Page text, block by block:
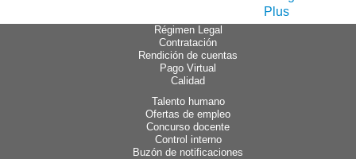
Régimen Legal
Contratación
Rendición de cuentas
Pago Virtual
Calidad
Talento humano
Ofertas de empleo
Concurso docente
Control interno
Buzón de notificaciones